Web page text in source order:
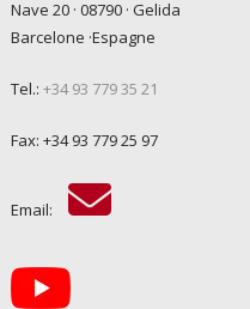
Nave 20 · 08790 · Gelida
Barcelone ·Espagne
Tel.: +34 93 779 35 21
Fax: +34 93 779 25 97
Email: